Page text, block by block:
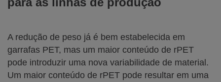
A redução de peso já é bem estabelecida em
garrafas PET, mas um maior conteúdo de rPET
pode introduzir uma nova variabilidade de material.
Um maior conteúdo de rPET pode resultar em uma